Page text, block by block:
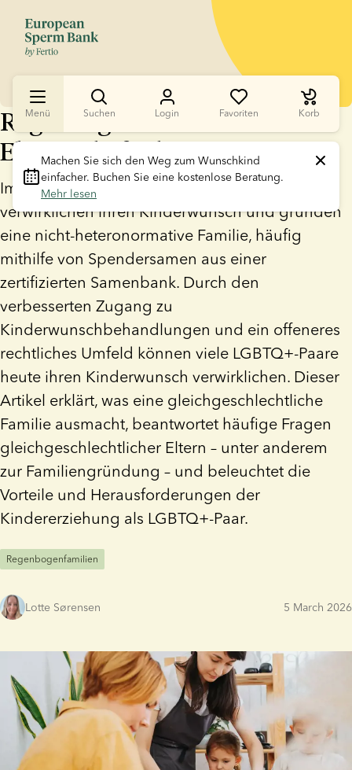
Menü Suchen Login Favoriten Korb
Machen Sie sich den Weg zum Wunschkind
Mehr lesen
Regenbogenfamilie und
Elternschaft als LGBTQ+-Paar
Immer mehr gleichgeschlechtliche Paare
verwirklichen ihren Kinderwunsch und gründen
eine nicht-heteronormative Familie, häufig
mithilfe von Spendersamen aus einer
zertifizierten Samenbank. Durch den
verbesserten Zugang zu
Kinderwunschbehandlungen und ein offeneres
rechtliches Umfeld können viele LGBTQ+-Paare
heute ihren Kinderwunsch verwirklichen. Dieser
Artikel erklärt, was eine gleichgeschlechtliche
Familie ausmacht, beantwortet häufige Fragen
gleichgeschlechtlicher Eltern – unter anderem
zur Familiengründung – und beleuchtet die
Vorteile und Herausforderungen der
Kindererziehung als LGBTQ+-Paar.
Regenbogenfamilien
Lotte Sørensen 5 March 2026